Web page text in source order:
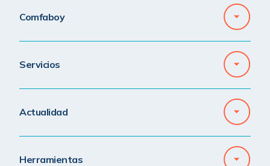
Comfaboy
Servicios
Actualidad
Herramientas